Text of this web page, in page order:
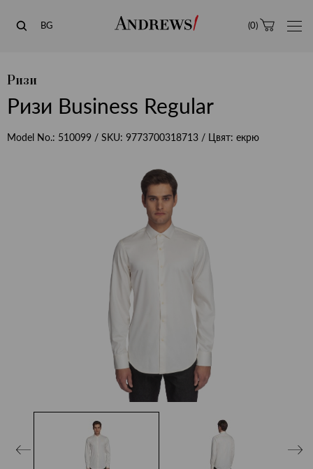
Andrews
BG (0)
Ризи
Ризи Business Regular
Model No.: 510099 / SKU: 9773700318713 / Цвят: екрю